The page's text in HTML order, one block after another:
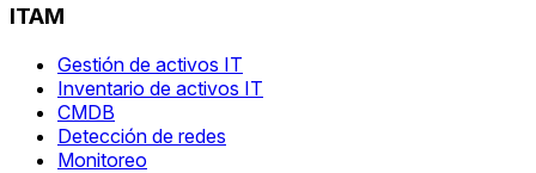
ITAM
Gestión de activos IT
Inventario de activos IT
CMDB
Detección de redes
Monitoreo